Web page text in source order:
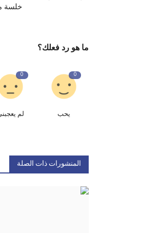
خلسة
ما هو رد فعلك؟
0
يحب
0
لم
المنشورات ذات الصلة